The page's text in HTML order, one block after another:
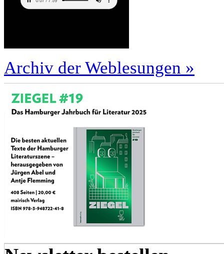
Archiv der Weblesungen »